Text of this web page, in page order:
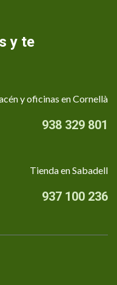
y te
y oficinas en Cornellà
938 329 801
Tienda en Sabadell
937 100 236